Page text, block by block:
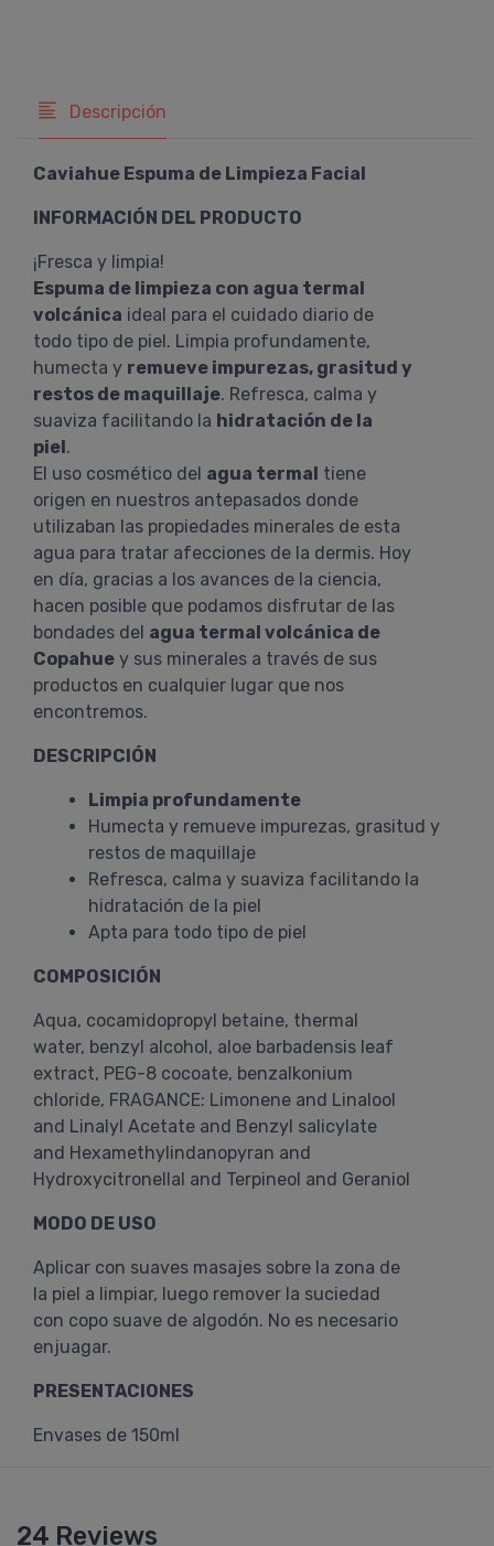
Descripción
Caviahue Espuma de Limpieza Facial
INFORMACIÓN DEL PRODUCTO
¡Fresca y limpia!
Espuma de limpieza con agua termal
volcánica ideal para el cuidado diario de
todo tipo de piel. Limpia profundamente,
humecta y remueve impurezas, grasitud y
restos de maquillaje. Refresca, calma y
suaviza facilitando la hidratación de la
piel.
El uso cosmético del agua termal tiene
origen en nuestros antepasados donde
utilizaban las propiedades minerales de esta
agua para tratar afecciones de la dermis. Hoy
en día, gracias a los avances de la ciencia,
hacen posible que podamos disfrutar de las
bondades del agua termal volcánica de
Copahue y sus minerales a través de sus
productos en cualquier lugar que nos
encontremos.
DESCRIPCIÓN
Limpia profundamente
Humecta y remueve impurezas, grasitud y
restos de maquillaje
Refresca, calma y suaviza facilitando la
hidratación de la piel
Apta para todo tipo de piel
COMPOSICIÓN
Aqua, cocamidopropyl betaine, thermal
water, benzyl alcohol, aloe barbadensis leaf
extract, PEG-8 cocoate, benzalkonium
chloride, FRAGANCE: Limonene and Linalool
and Linalyl Acetate and Benzyl salicylate
and Hexamethylindanopyran and
Hydroxycitronellal and Terpineol and Geraniol
MODO DE USO
Aplicar con suaves masajes sobre la zona de
la piel a limpiar, luego remover la suciedad
con copo suave de algodón. No es necesario
enjuagar.
PRESENTACIONES
Envases de 150ml
24 Reviews